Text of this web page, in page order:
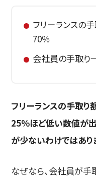
フリーランスの
70％
会社員の手取
フリーランスの手取り
25％ほど低い数値が
が少ないわけではあり
なぜなら、会社員が手